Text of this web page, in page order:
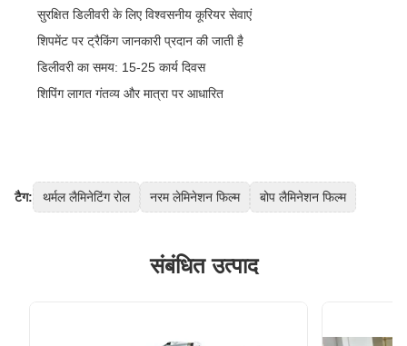
सुरक्षित डिलीवरी के लिए विश्वसनीय कूरियर सेवाएं
शिपमेंट पर ट्रैकिंग जानकारी प्रदान की जाती है
डिलीवरी का समय: 15-25 कार्य दिवस
शिपिंग लागत गंतव्य और मात्रा पर आधारित
टैग: थर्मल लैमिनेटिंग रोल नरम लेमिनेशन फिल्म बोप लैमिनेशन फिल्म
संबंधित उत्पाद